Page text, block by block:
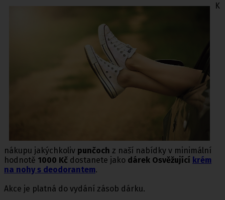
K
nákupu jakýchkoliv punčoch z naší nabídky v minimální
hodnotě 1000 Kč dostanete jako dárek Osvěžující krém
na nohy s deodorantem.
Akce je platná do vydání zásob dárku.